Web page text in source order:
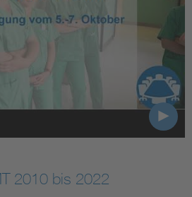
2010 bis 2022